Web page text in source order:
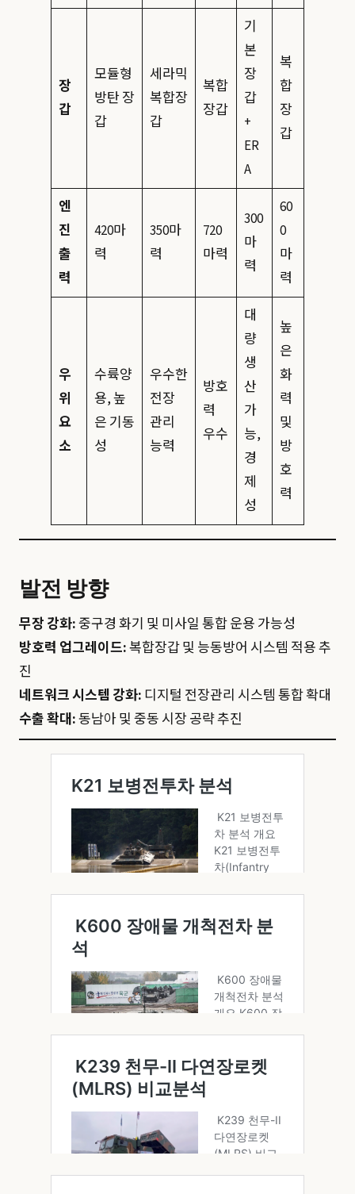
장
갑
모듈형
방탄 장
갑
세라믹
복합장
갑
복합
장갑
기
본
장
갑
+
ER
A
복
합
장
갑
엔
진
출
력
420마
력
350마
력
720
마력
300
마
력
60
0
마
력
우
위
요
소
수륙양
용, 높
은 기동
성
우수한
전장
관리
능력
방호
력
우수
대
량
생
산
가
능,
경
제
성
높
은
화
력
및
방
호
력
발전 방향
무장 강화:중구경 화기 및 미사일 통합 운용 가능성
방호력 업그레이드:복합장갑 및 능동방어 시스템 적용 추
진
네트워크 시스템 강화: 디지털 전장관리 시스템 통합 확대
수출 확대:동남아 및 중동 시장 공략 추진